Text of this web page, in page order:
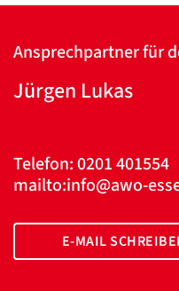
Ansprechpartner für
Jürgen Lukas
Telefon: 0201 401554
mailto:info@awo-
E-MAIL